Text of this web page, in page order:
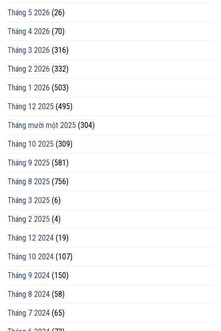
Tháng 5 2026 (26)
Tháng 4 2026 (70)
Tháng 3 2026 (316)
Tháng 2 2026 (332)
Tháng 1 2026 (503)
Tháng 12 2025 (495)
Tháng mười một 2025 (304)
Tháng 10 2025 (309)
Tháng 9 2025 (581)
Tháng 8 2025 (756)
Tháng 3 2025 (6)
Tháng 2 2025 (4)
Tháng 12 2024 (19)
Tháng 10 2024 (107)
Tháng 9 2024 (150)
Tháng 8 2024 (58)
Tháng 7 2024 (65)